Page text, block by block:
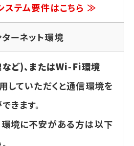
ステム要件はこちら ≫
ターネット環境
ど)、またはWi-Fi環境
ていただくと通信環境を
きます。
境に不安がある方は以下